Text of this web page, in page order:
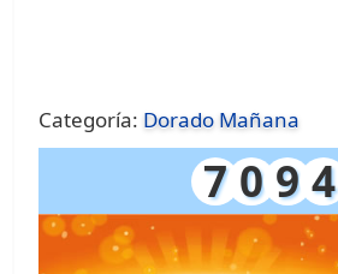
Categoría: Dorado Mañana
7 0 9 4